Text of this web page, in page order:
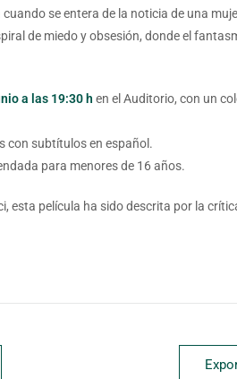
se entera de la noticia de una
de miedo y obsesión, donde el
a las 19:30 h en el Auditorio, con un
con subtítulos en español.
para menores de 16 años.
esta película ha sido descrita por la